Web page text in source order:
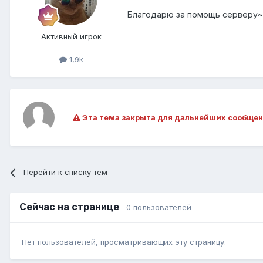
Активный игрок
1,9k
Благодарю за помощь серверу~
Эта тема закрыта для дальнейших
Перейти к списку тем
Сейчас на странице 0 пользователей
Нет пользователей, просматривающих эту страницу.